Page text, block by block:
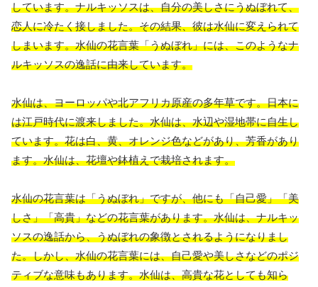
しています。ナルキッソスは、自分の美しさにうぬぼれて、
恋人に冷たく接しました。その結果、彼は水仙に変えられて
しまいます。水仙の花言葉「うぬぼれ」には、このようなナ
ルキッソスの逸話に由来しています。
水仙は、ヨーロッパや北アフリカ原産の多年草です。日本に
は江戸時代に渡来しました。水仙は、水辺や湿地帯に自生し
ています。花は白、黄、オレンジ色などがあり、芳香があり
ます。水仙は、花壇や鉢植えで栽培されます。
水仙の花言葉は「うぬぼれ」ですが、他にも「自己愛」「美
しさ」「高貴」などの花言葉があります。水仙は、ナルキッ
ソスの逸話から、うぬぼれの象徴とされるようになりまし
た。しかし、水仙の花言葉には、自己愛や美しさなどのポジ
ティブな意味もあります。水仙は、高貴な花としても知ら